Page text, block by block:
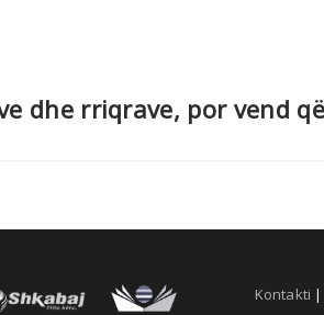
dhe rriqrave, por vend
Kontakti